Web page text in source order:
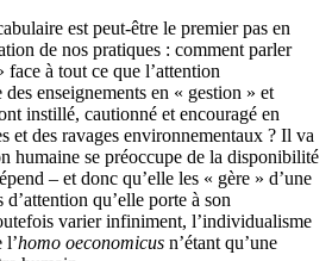
est peut-être le premier pas en
de nos pratiques : comment parler
à tout ce que l’attention
enseignements en « gestion » et
instillé, cautionné et encouragé en
et des ravages environnementaux ? Il va
humaine se préoccupe de la disponibilité
– et donc qu’elle les « gère » d’une
qu’elle porte à son
varier infiniment, l’individualisme
l’homo oeconomicus n’étant qu’une